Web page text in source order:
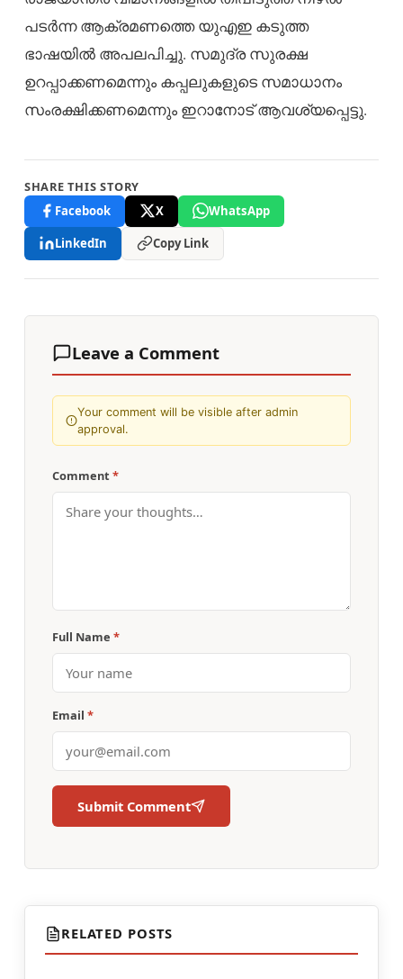
പടർന്ന ആക്രമണത്തെ യുഎഇ കടുത്ത
ഭാഷയിൽ അപലപിച്ചു. സമുദ്ര സുരക്ഷ
ഉറപ്പാക്കണമെന്നും കപ്പലുകളുടെ സമാധാനം
സംരക്ഷിക്കണമെന്നും ഇറാനോട് ആവശ്യപ്പെട്ടു.
SHARE THIS STORY
Facebook
X
WhatsApp
LinkedIn
Copy Link
Leave a Comment
Your comment will be visible after admin
approval.
Comment *
Full Name *
Email *
Submit Comment
RELATED POSTS